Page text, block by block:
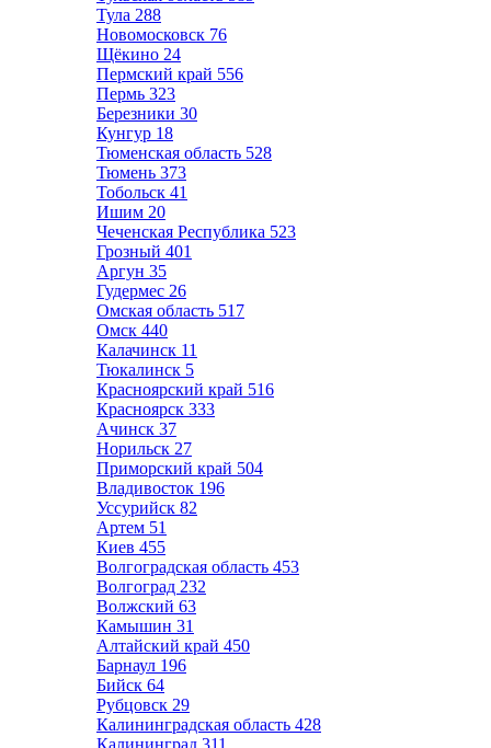
Тула 288
Новомосковск 76
Щёкино 24
Пермский край 556
Пермь 323
Березники 30
Кунгур 18
Тюменская область 528
Тюмень 373
Тобольск 41
Ишим 20
Чеченская Республика 523
Грозный 401
Аргун 35
Гудермес 26
Омская область 517
Омск 440
Калачинск 11
Тюкалинск 5
Красноярский край 516
Красноярск 333
Ачинск 37
Норильск 27
Приморский край 504
Владивосток 196
Уссурийск 82
Артем 51
Киев 455
Волгоградская область 453
Волгоград 232
Волжский 63
Камышин 31
Алтайский край 450
Барнаул 196
Бийск 64
Рубцовск 29
Калининградская область 428
Калининград 311